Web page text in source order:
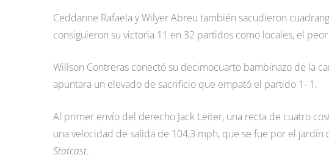
Ceddanne Rafaela y Wilyer Abreu también sacudieron
consiguieron su victoria 11 en 32 partidos como locales, el
Willson Contreras conectó su decimocuarto bambinazo de la
apuntara un elevado de sacrificio que empató el partido 1- 1.
Al primer envío del derecho Jack Leiter, una recta de cuatro
una velocidad de salida de 104,3 mph, que se fue por el jardín
Statcast.